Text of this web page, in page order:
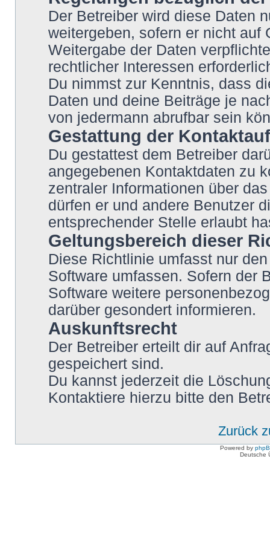
Der Betreiber wird diese Daten
weitergeben, sofern er nicht auf
Weitergabe der Daten
rechtlicher Interessen
Du nimmst zur Kenntnis, dass
Daten und deine Beiträge je
von jedermann abrufbar sein
Gestattung der
Du gestattest dem Betreiber
angegebenen Kontaktdaten zu
zentraler Informationen über
dürfen er und andere Benutzer
entsprechender Stelle erlaubt
Geltungsbereich dieser
Diese Richtlinie umfasst nur
Software umfassen. Sofern der
Software weitere
darüber gesondert informieren.
Auskunftsrecht
Der Betreiber erteilt dir auf
gespeichert sind.
Du kannst jederzeit die
Kontaktiere hierzu bitte den
Zurück
Powered by
Deutsche